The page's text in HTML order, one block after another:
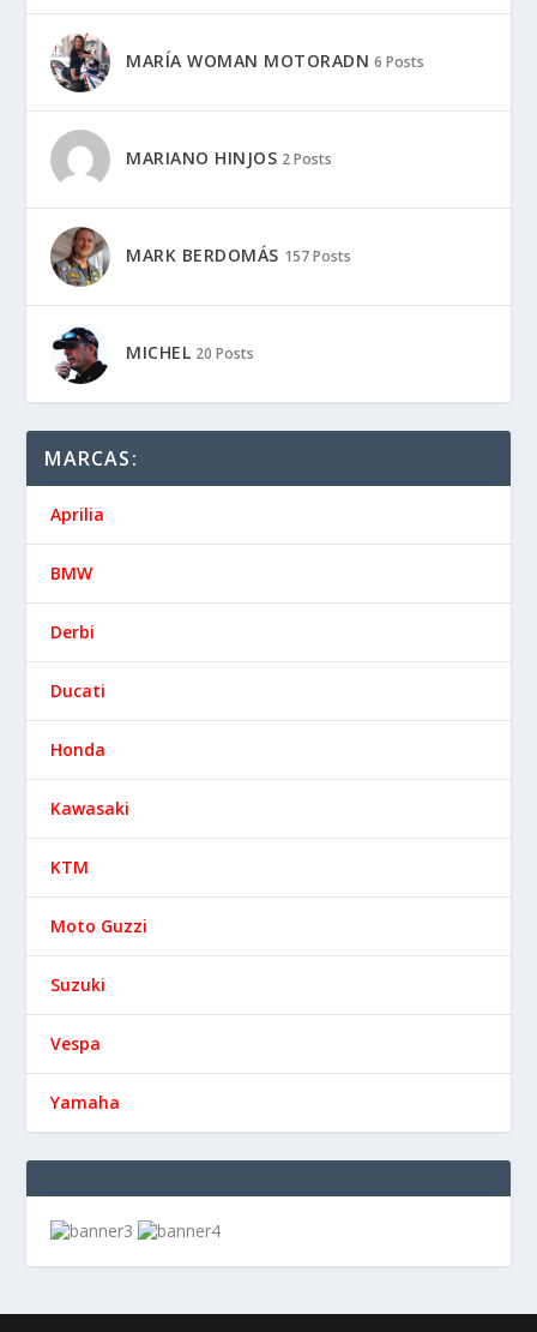
MARÍA WOMAN MOTORADN 6 Posts
MARIANO HINJOS 2 Posts
MARK BERDOMÁS 157 Posts
MICHEL 20 Posts
MARCAS:
Aprilia
BMW
Derbi
Ducati
Honda
Kawasaki
KTM
Moto Guzzi
Suzuki
Vespa
Yamaha